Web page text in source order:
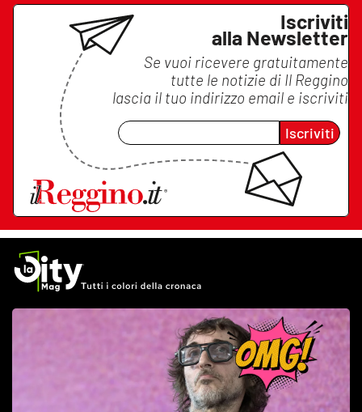
Iscriviti
alla Newsletter
Se vuoi ricevere gratuitamente
tutte le notizie di Il Reggino
lascia il tuo indirizzo email e iscriviti
Iscriviti